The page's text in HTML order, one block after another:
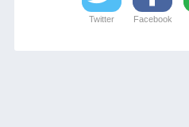
Twitter Facebook